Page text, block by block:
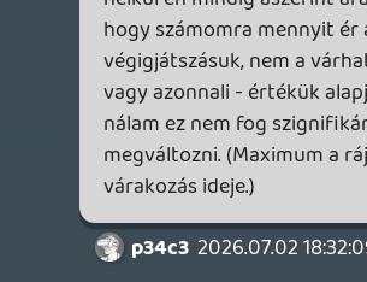
Az már megtörtént, amikor menővé vált
geeknek lenni. Na, én például ezek ész
nélküli felhalmozását nem értem. Hacsak
nem akarod egy dobozban tárolni vagy a
fiók mélyére száműzni őket, akkor
elképesztően sok helyet igényelnek,
úgyhogy ilyesmit módjával veszek. (Plusz
nekem erre ott van a LEGO... 😛 )
Stadia HUN 2026.07.02 16:04:19